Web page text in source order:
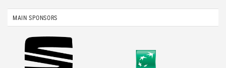
MAIN SPONSORS